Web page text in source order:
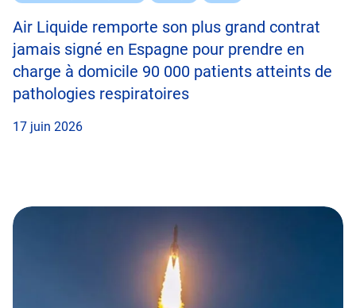
Air Liquide remporte son plus grand contrat
jamais signé en Espagne pour prendre en
charge à domicile 90 000 patients atteints de
pathologies respiratoires
17 juin 2026